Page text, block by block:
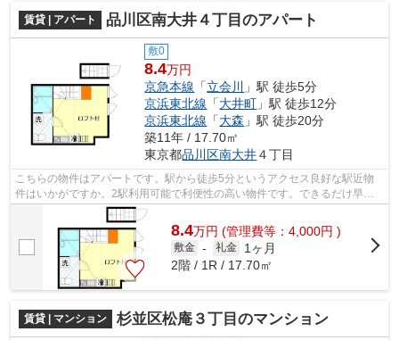
賃貸 | アパート 品川区南大井４丁目のアパート
敷0
8.4万円
京急本線 「立会川
」駅 徒歩5分
京浜東北線 「大井町 」駅 徒歩12分
京浜東北線 「大森 」駅 徒歩20分
築11年 / 17.70㎡
東京都品川区南大井４丁目
こちらの物件はアパートです。駅から徒歩5分というアクセス良好な駅近物
件はいかがですか。2駅利用可能で利便性の高い物件です。できるだけ早め
に不動産情報を集めたい方は当社スタッ...
8.4万円 (管理費等：4,000円 )
敷金 - 礼金
1ヶ月
2階 / 1R / 17.70㎡
賃貸 | マンション 杉並区松庵３丁目のマンション